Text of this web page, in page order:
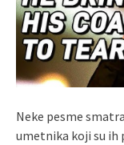
Neke pesme
umetnika koji su ih